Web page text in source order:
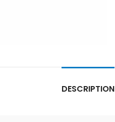
DESCRIPTION